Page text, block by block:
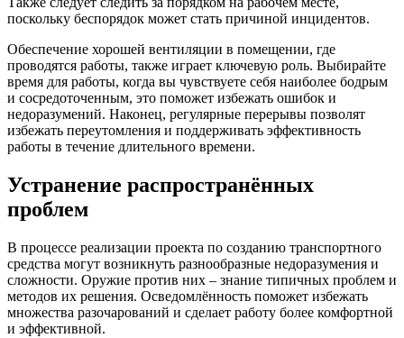
поскольку беспорядок может стать причиной инцидентов.
Обеспечение хорошей вентиляции в помещении, где
проводятся работы, также играет ключевую роль. Выбирайте
время для работы, когда вы чувствуете себя наиболее бодрым
и сосредоточенным, это поможет избежать ошибок и
недоразумений. Наконец, регулярные перерывы позволят
избежать переутомления и поддерживать эффективность
работы в течение длительного времени.
Устранение распространённых
проблем
В процессе реализации проекта по созданию транспортного
средства могут возникнуть разнообразные недоразумения и
сложности. Оружие против них – знание типичных проблем и
методов их решения. Осведомлённость поможет избежать
множества разочарований и сделает работу более комфортной
и эффективной.